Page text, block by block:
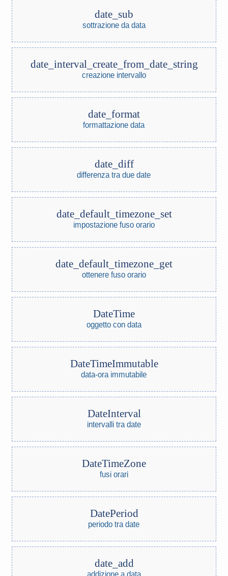
date_sub
sottrazione da data
date_interval_create_from_date_string
creazione intervallo
date_format
formattazione data
date_diff
differenza tra due date
date_default_timezone_set
impostazione fuso orario
date_default_timezone_get
ottenere fuso orario
DateTime
oggetto con data
DateTimeImmutable
data-ora immutabile
DateInterval
intervalli tra date
DateTimeZone
fusi orari
DatePeriod
periodo tra date
date_add
addizione a data